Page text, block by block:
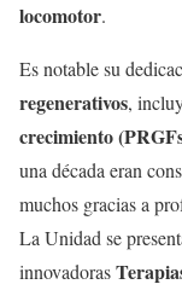
locomotor.
Es notable su
regenerativos,
crecimiento
una década eran
muchos gracias a
La Unidad se
innovadoras